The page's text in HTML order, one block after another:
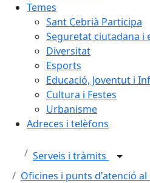
Temes
Sant Cebrià Participa
Seguretat ciutadana i
Diversitat
Esports
Educació, Joventut i
Cultura i Festes
Urbanisme
Adreces i telèfons
Serveis i tràmits
Oficines i punts d'atenció al